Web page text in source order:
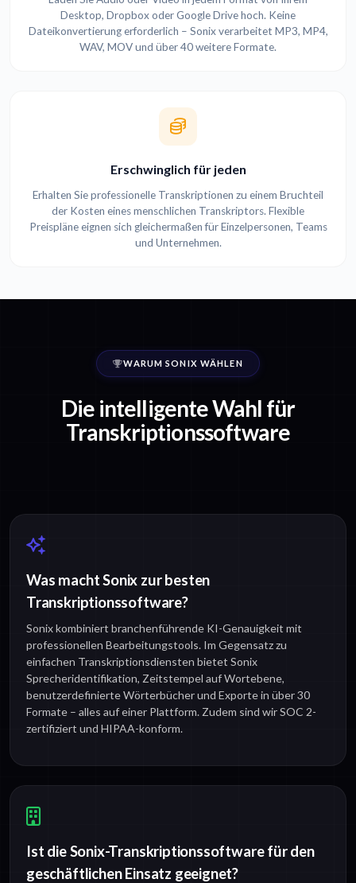
Desktop, Dropbox oder Google Drive hoch. Keine
Dateikonvertierung erforderlich – Sonix verarbeitet MP3, MP4,
WAV, MOV und über 40 weitere Formate.
Erschwinglich für jeden
Erhalten Sie professionelle Transkriptionen zu einem Bruchteil
der Kosten eines menschlichen Transkriptors. Flexible
Preispläne eignen sich gleichermaßen für Einzelpersonen, Teams
und Unternehmen.
WARUM SONIX WÄHLEN
Die intelligente Wahl für
Transkriptionssoftware
Was macht Sonix zur besten
Transkriptionssoftware?
Sonix kombiniert branchenführende KI-Genauigkeit mit
professionellen Bearbeitungstools. Im Gegensatz zu
einfachen Transkriptionsdiensten bietet Sonix
Sprecheridentifikation, Zeitstempel auf Wortebene,
benutzerdefinierte Wörterbücher und Exporte in über 30
Formate – alles auf einer Plattform. Zudem sind wir SOC 2-
zertifiziert und HIPAA-konform.
Ist die Sonix-Transkriptionssoftware für den
geschäftlichen Einsatz geeignet?